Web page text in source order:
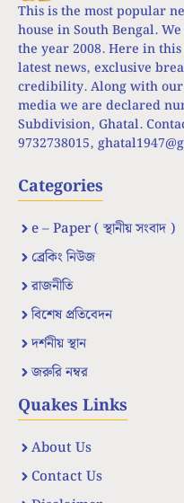
This is the most popular
house in South Bengal.
the year 2008. Here in
latest news, exclusive
credibility. Along with
media we are declared
Subdivision, Ghatal.
9732738015,
Categories
e – Paper ( স্থানীয় সংবাদ )
ব্রেকিং নিউজ
রাজনীতি
বিশেষ প্রতিবেদন
দর্শনীয় স্থান
জরুরি নম্বর
Quakes Links
About Us
Contact Us